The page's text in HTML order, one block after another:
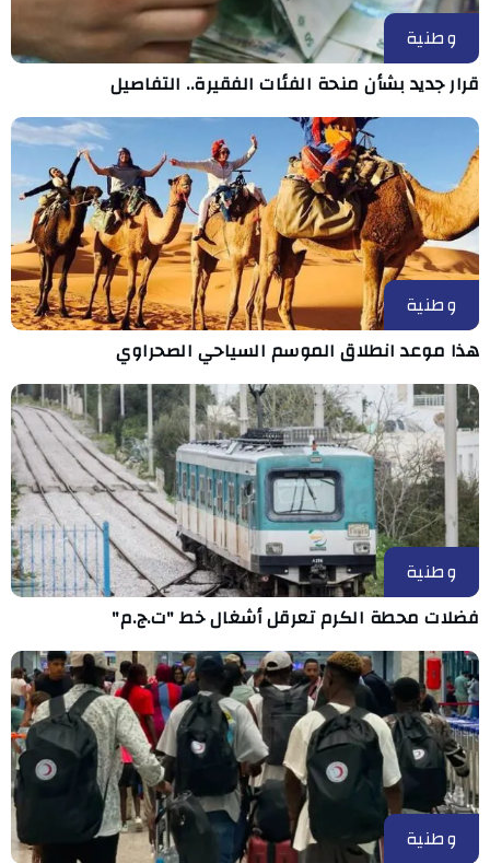
وطنية
قرار جديد بشأن منحة الفئات الفقيرة.. التفاصيل
وطنية
هذا موعد انطلاق الموسم السياحي الصحراوي
وطنية
فضلات محطة الكرم تعرقل أشغال خط "ت.ج.م"
وطنية